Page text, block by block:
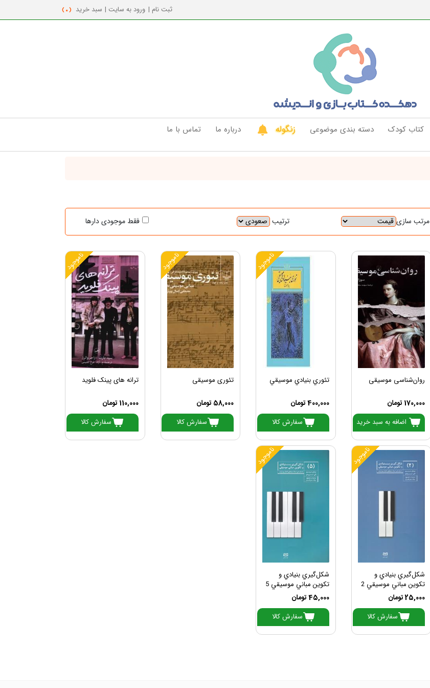
ثبت نام | ورود به سایت | سبد خرید ( 0 )
کتاب کودک دسته بندی موضوعی زنگوله درباره ما تماس با ما
مرتب سازی ترتیب فقط موجودی دارها
روان‌شناسی موسیقی
170,000 تومان
اضافه به سبد خرید
ناموجود
تئوري بنيادي موسيقي
400,000 تومان
سفارش کالا
ناموجود
تئوری موسیقی
58,000 تومان
سفارش کالا
ناموجود
ترانه های پینک فلوید
110,000 تومان
سفارش کالا
ناموجود
شكل‌گيري بنيادي و
تكوين مباني موسيقي 2
25,000 تومان
سفارش کالا
ناموجود
شكل‌گيري بنيادي و
تكوين مباني موسيقي 5
45,000 تومان
سفارش کالا